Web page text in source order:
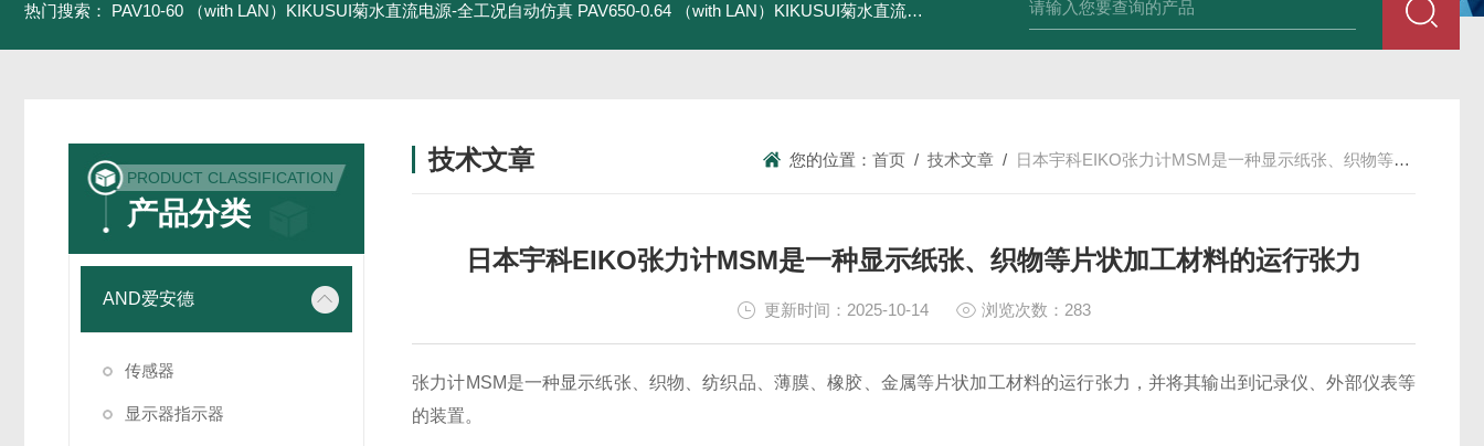
热门搜索： PAV10-60 （with LAN）KIKUSUI菊水直流电源-全工况自动仿真 PAV650-0.64 （with LAN）KIKUSUI菊水直流电源-四象限节能测试 PAV320-1.3 （with LAN）KIKUSUI菊水直流电源-故障快
PRODUCT CLASSIFICATION
产品分类
AND爱安德
传感器
显示器指示器
技术文章 您的位置：首页 /技术文章 / 日本宇科EIKO张力计MSM是一种显示纸张、织物等片状加工材料的运行张力
日本宇科EIKO张力计MSM是一种显示纸张、织物等片状加工材料的运行张力
更新时间：2025-10-14 浏览次数：283
张力计MSM是一种显示纸张、织物、纺织品、薄膜、橡胶、金属等片状加工材料的运行张力，并将其输出到记录仪、外部仪表等
的装置。